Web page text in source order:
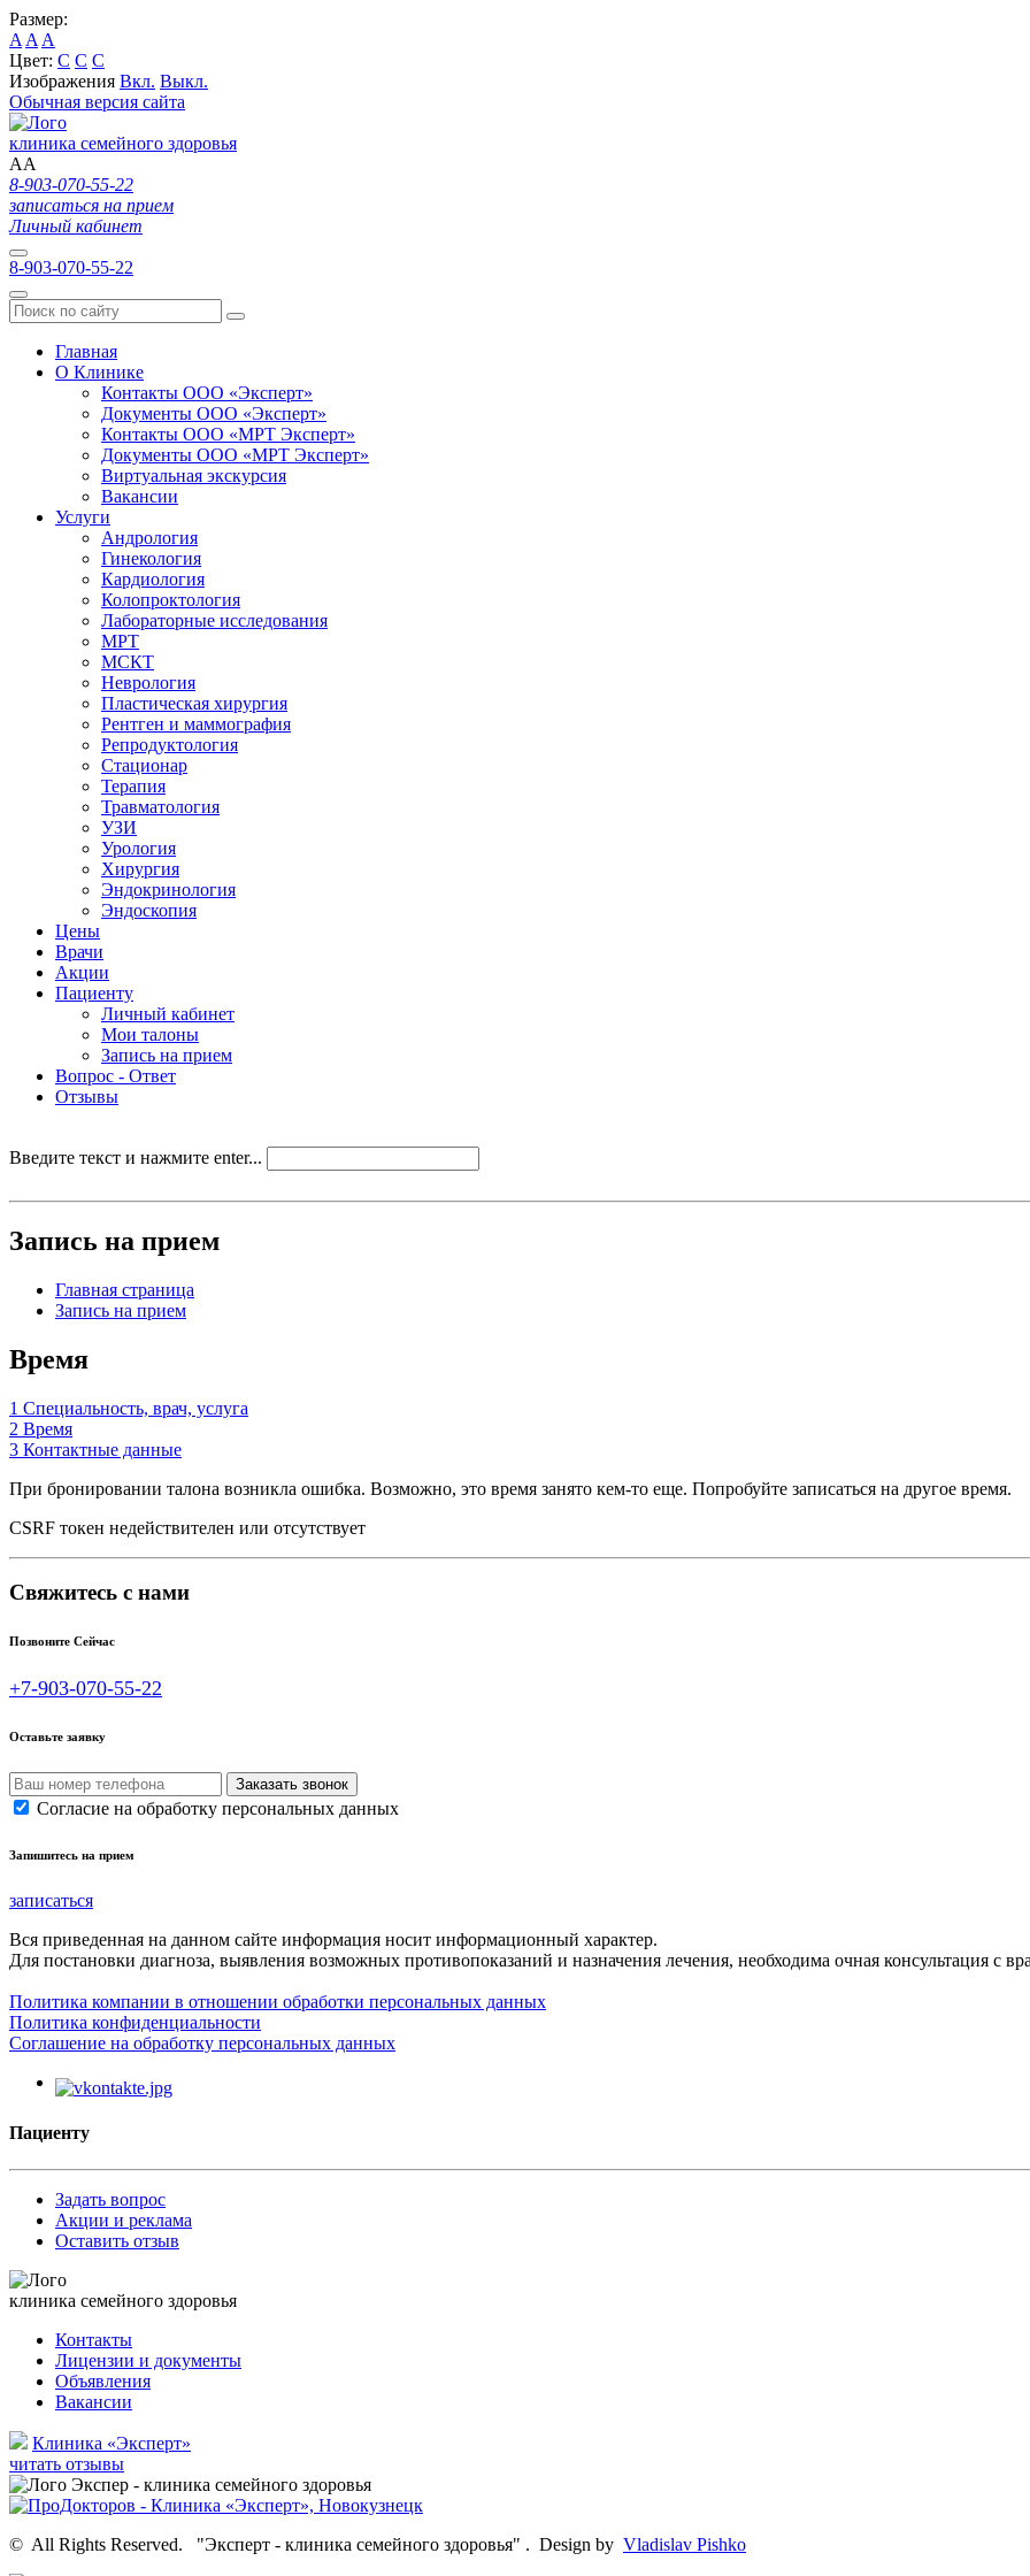
Размер:
A A A
Цвет: C C C
Изображения Вкл. Выкл.
Обычная версия сайта
клиника семейного здоровья
AA
8-903-070-55-22
записаться на прием
Личный кабинет
8-903-070-55-22
Главная
О Клинике
Контакты ООО «Эксперт»
Документы ООО «Эксперт»
Контакты ООО «МРТ Эксперт»
Документы ООО «МРТ Эксперт»
Виртуальная экскурсия
Вакансии
Услуги
Андрология
Гинекология
Кардиология
Колопроктология
Лабораторные исследования
МРТ
МСКТ
Неврология
Пластическая хирургия
Рентген и маммография
Репродуктология
Стационар
Терапия
Травматология
УЗИ
Урология
Хирургия
Эндокринология
Эндоскопия
Цены
Врачи
Акции
Пациенту
Личный кабинет
Мои талоны
Запись на прием
Вопрос - Ответ
Отзывы
Введите текст и нажмите enter...
Запись на прием
Главная страница
Запись на прием
Время
1 Специальность, врач, услуга
2 Время
3 Контактные данные
При бронировании талона возникла ошибка. Возможно, это время занято кем-то еще. Попробуйте записаться на другое время.
CSRF токен недействителен или отсутствует
Свяжитесь с нами
Позвоните Сейчас
+7-903-070-55-22
Оставьте заявку
Согласие на обработку персональных данных
Запишитесь на прием
записаться
Вся приведенная на данном сайте информация носит информационный характер.
Для постановки диагноза, выявления возможных противопоказаний и назначения лечения, необходима очная консультация с
Политика компании в отношении обработки персональных данных
Политика конфиденциальности
Соглашение на обработку персональных данных
Пациенту
Задать вопрос
Акции и реклама
Оставить отзыв
клиника семейного здоровья
Контакты
Лицензии и документы
Объявления
Вакансии
Клиника «Эксперт»
читать отзывы
© All Rights Reserved. "Эксперт - клиника семейного здоровья" . Design by Vladislav Pishko